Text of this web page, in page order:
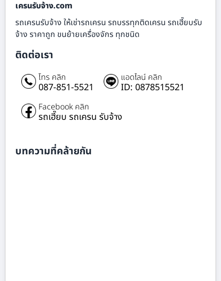
เครนรับจ้าง.com
รถเครนรับจ้าง ให้เช่ารถเครน รถบรรทุกติดเครน รถเฮี๊ยบรับ
จ้าง ราคาถูก ขนย้ายเครื่องจักร ทุกชนิด
ติดต่อเรา
โทร คลิก
087-851-5521
แอดไลน์ คลิก
ID: 0878515521
Facebook คลิก
รถเฮี๊ยบ รถเครน รับจ้าง
บทความที่คล้ายกัน